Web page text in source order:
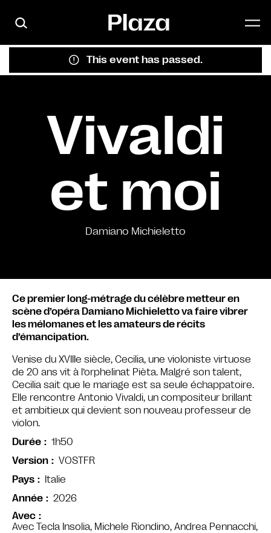
This event has passed.
Vivaldi
et moi
Damiano Michieletto
Avec
Avec Tecla Insolia, Michele Riondino, Andrea Pennacchi,
Ce premier long-métrage du célèbre metteur en
scène d’opéra Damiano Michieletto va faire vibrer
les mélomanes et les amateurs de récits
d’émancipation.
Venise du XVIIIe siècle, Cecilia, une violoniste virtuose
de 20 ans vit à l’orphelinat Pièta. Malgré son talent,
Cecilia sait que le mariage est sa seule échappatoire.
Elle rencontre Antonio Vivaldi, un compositeur brillant
et ambitieux qui devient son nouveau professeur de
violon.
Durée
1h50
Version
VOSTFR
Pays
Italie
Année
2026